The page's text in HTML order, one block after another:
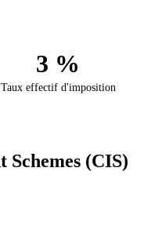
3 %
Taux effectif d'imposition
Schemes (CIS)